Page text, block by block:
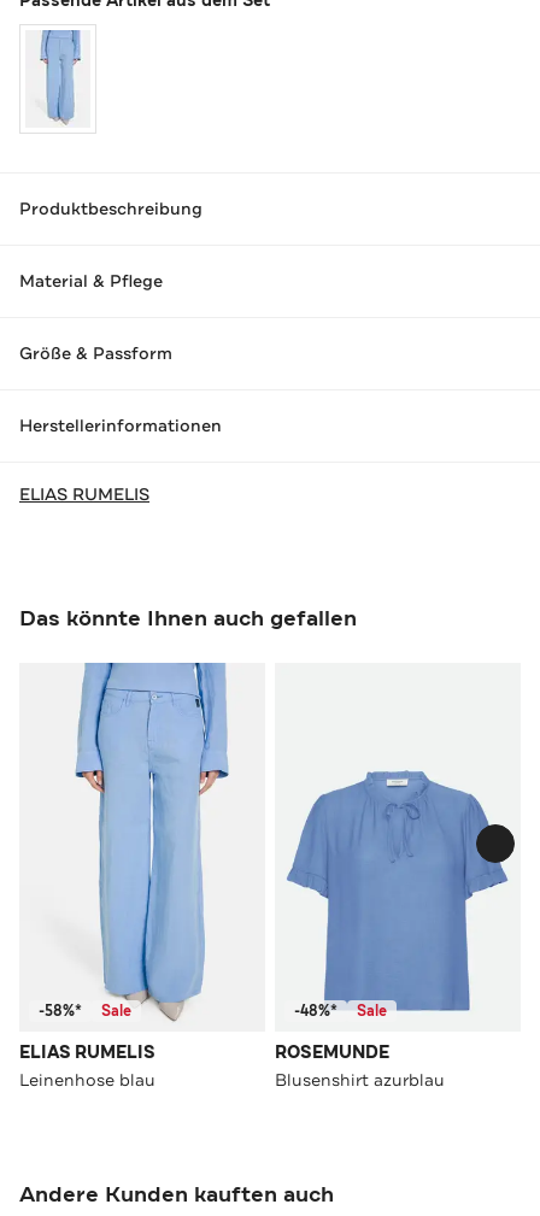
Produktbeschreibung
Material & Pflege
Größe & Passform
Herstellerinformationen
ELIAS RUMELIS
Das könnte Ihnen auch gefallen
-58%* Sale
ELIAS RUMELIS
Leinenhose blau
-48%* Sale
ROSEMUNDE
Blusenshirt azurblau
Andere Kunden kauften auch